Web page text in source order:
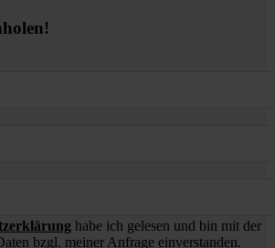
habe ich gelesen und bin mit der
bzgl. meiner Anfrage einverstanden.